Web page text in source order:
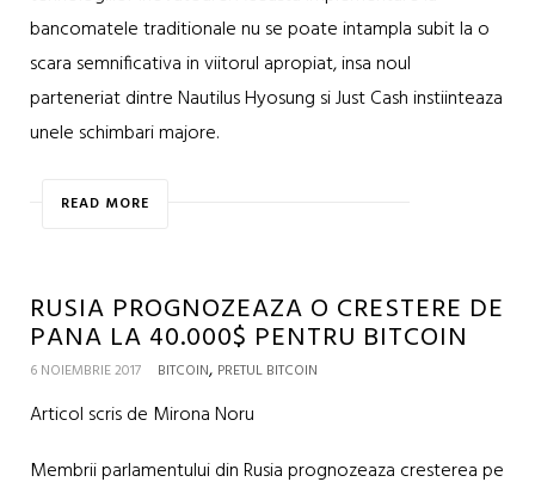
bancomatele traditionale nu se poate intampla subit la o
scara semnificativa in viitorul apropiat, insa noul
parteneriat dintre Nautilus Hyosung si Just Cash instiinteaza
unele schimbari majore.
READ MORE
RUSIA PROGNOZEAZA O CRESTERE DE
PANA LA 40.000$ PENTRU BITCOIN
6 NOIEMBRIE 2017 BITCOIN, PRETUL BITCOIN
Articol scris de Mirona Noru
Membrii parlamentului din Rusia prognozeaza cresterea pe